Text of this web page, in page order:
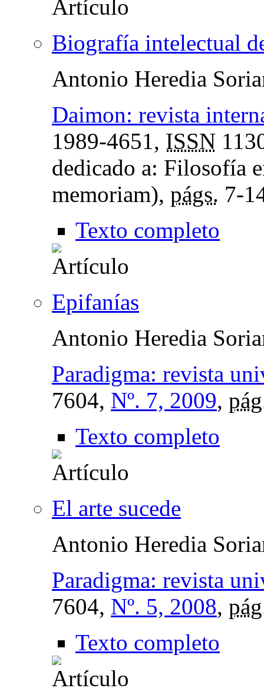
Biografía intelectual
Antonio Heredia
Daimon: revista
1989-4651, ISSN
dedicado a: Filosofía
memoriam), págs. 7-
Texto completo
Epifanías
Antonio Heredia
Paradigma: revista
7604, Nº. 7, 2009,
Texto completo
El arte sucede
Antonio Heredia
Paradigma: revista
7604, Nº. 5, 2008,
Texto completo